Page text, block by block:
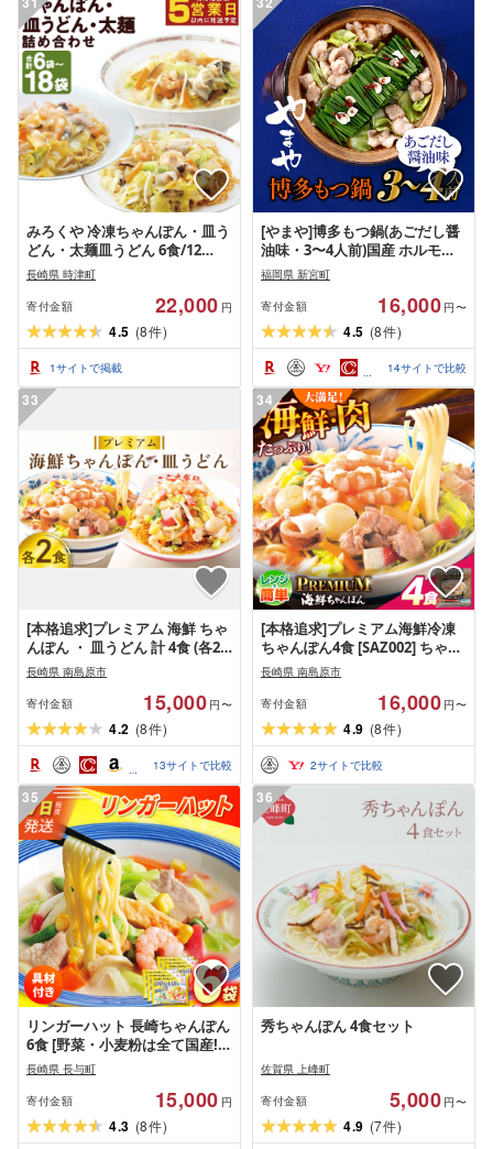
みろくや 冷凍ちゃんぽん・皿う
どん・太麺皿うどん 6食/12
食/18食 選べる内容量 3種類 セ
ット 具材付き 長崎 ちゃんぽん
皿うどん 冷凍 簡単 お手軽 送料
無料
長崎県 時津町
寄付金額 22,000 円
4.5 (8件)
1サイトで掲載
[やまや]博多もつ鍋(あごだし醤
油味・3〜4人前)国産 ホルモン
牛小腸 ちゃんぽん麺 特製スー
プ[もつ鍋・醤油味]
福岡県 新宮町
寄付金額 16,000 円〜
4.5 (8件)
14サイトで比較
33
[本格追求]プレミアム 海鮮 ちゃ
んぽん ・ 皿うどん 計 4食 (各2
食 ) / ちゃんぽん チャンポン 皿
うどん 海鮮 麺 長崎ちゃんぽん
スープ付 / 南島原市 / こじま製
麺
長崎県 南島原市
寄付金額 15,000 円〜
4.2 (8件)
13サイトで比較
34
[本格追求]プレミアム海鮮冷凍
ちゃんぽん4食 [SAZ002] ちゃん
ぽん
長崎県 南島原市
寄付金額 16,000 円〜
4.9 (8件)
2サイトで比較
35
リンガーハット 長崎ちゃんぽん
6食 [野菜・小麦粉は全て国産!]
長与町/ リンガーハット
[EBQ001] ちゃんぽん ちゃんぽ
ん麺 スープ チャンポン 国産 国
産小麦粉 国産 国産野菜 野菜 具
入り 具材付き 海鮮 冷凍 簡単
長崎県 長与町
寄付金額 15,000 円
4.3 (8件)
36
秀ちゃんぽん 4食セット
佐賀県 上峰町
寄付金額 5,000 円〜
4.9 (7件)